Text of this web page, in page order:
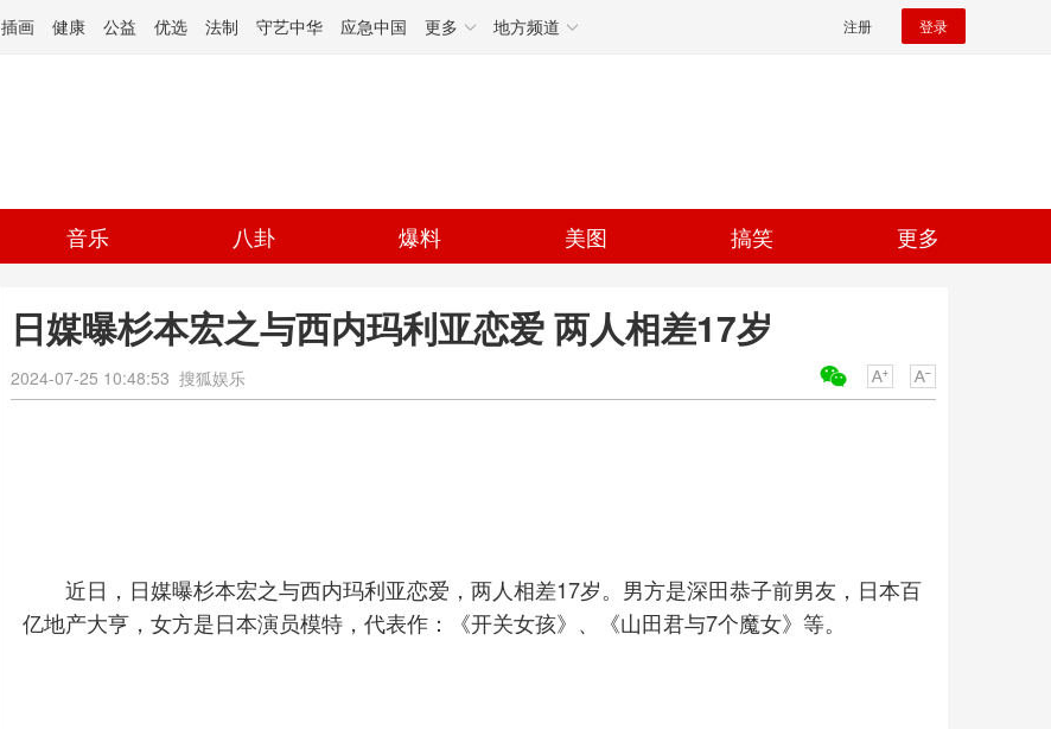
插画 健康 公益 优选 法制 守艺中华 应急中国 更多 地方频道 注册 登录
音乐 八卦 爆料 美图 搞笑 更多
日媒曝杉本宏之与西内玛利亚恋爱 两人相差17岁
2024-07-25 10:48:53 搜狐娱乐
近日，日媒曝杉本宏之与西内玛利亚恋爱，两人相差17岁。男方是深田恭子前男友，日本百
亿地产大亨，女方是日本演员模特，代表作：《开关女孩》、《山田君与7个魔女》等。